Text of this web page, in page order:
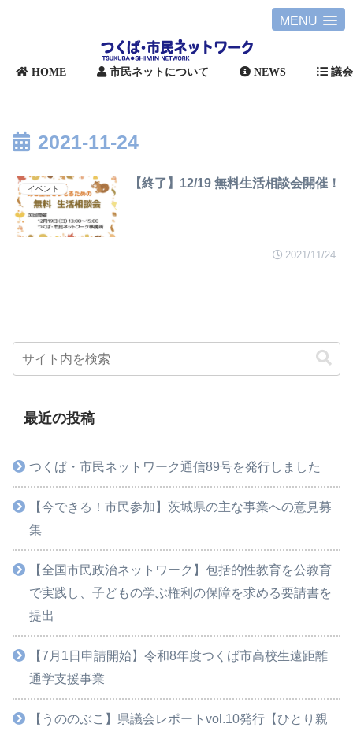
MENU
HOME 市民ネットについて NEWS 議会
2021-11-24
イベント 【終了】12/19 無料生活相談会開催！
2021/11/24
最近の投稿
つくば・市民ネットワーク通信89号を発行しました
【今できる！市民参加】茨城県の主な事業への意見募
集
【全国市民政治ネットワーク】包括的性教育を公教育
で実践し、子どもの学ぶ権利の保障を求める要請書を
提出
【7月1日申請開始】令和8年度つくば市高校生遠距離
通学支援事業
【うののぶこ】県議会レポートvol.10発行【ひとり親